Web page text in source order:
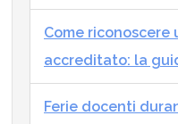
Come riconoscere
accreditato: la
Ferie docenti